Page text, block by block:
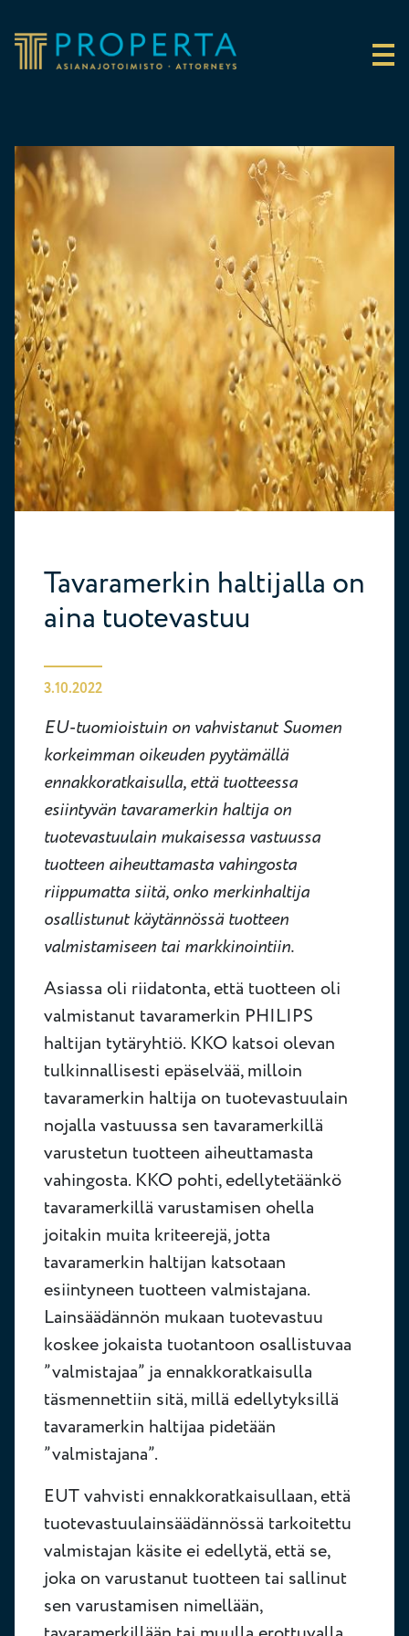
Properta
Tavaramerkin haltijalla on
aina tuotevastuu
3.10.2022
EU-tuomioistuin on vahvistanut Suomen
korkeimman oikeuden pyytämällä
ennakkoratkaisulla, että tuotteessa
esiintyvän tavaramerkin haltija on
tuotevastuulain mukaisessa vastuussa
tuotteen aiheuttamasta vahingosta
riippumatta siitä, onko merkinhaltija
osallistunut käytännössä tuotteen
valmistamiseen tai markkinointiin.
Asiassa oli riidatonta, että tuotteen oli
valmistanut tavaramerkin PHILIPS
haltijan tytäryhtiö. KKO katsoi olevan
tulkinnallisesti epäselvää, milloin
tavaramerkin haltija on tuotevastuulain
nojalla vastuussa sen tavaramerkillä
varustetun tuotteen aiheuttamasta
vahingosta. KKO pohti, edellytetäänkö
tavaramerkillä varustamisen ohella
joitakin muita kriteerejä, jotta
tavaramerkin haltijan katsotaan
esiintyneen tuotteen valmistajana.
Lainsäädännön mukaan tuotevastuu
koskee jokaista tuotantoon osallistuvaa
”valmistajaa” ja ennakkoratkaisulla
täsmennettiin sitä, millä edellytyksillä
tavaramerkin haltijaa pidetään
”valmistajana”.
EUT vahvisti ennakkoratkaisullaan, että
tuotevastuulainsäädännössä tarkoitettu
valmistajan käsite ei edellytä, että se,
joka on varustanut tuotteen tai sallinut
sen varustamisen nimellään,